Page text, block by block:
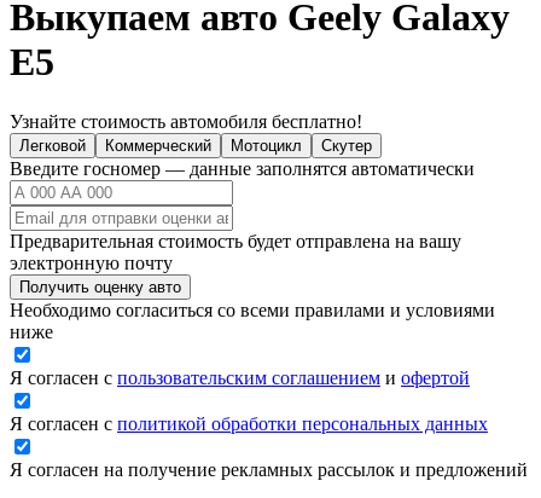
Выкупаем авто Geely Galaxy
E5
Узнайте стоимость автомобиля бесплатно!
Легковой Коммерческий Мотоцикл Скутер
Введите госномер — данные заполнятся автоматически
Предварительная стоимость будет отправлена на вашу
электронную почту
Получить оценку авто
Необходимо согласиться со всеми правилами и условиями
ниже
Я согласен с пользовательским соглашением и офертой
Я согласен с политикой обработки персональных данных
Я согласен на получение рекламных рассылок и предложений